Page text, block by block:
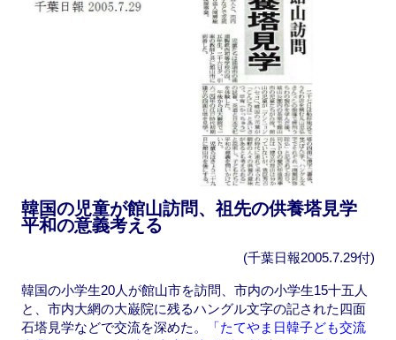
韓国の児童が館山訪問、祖先の供養塔見学
平和の意義考える
(千葉日報2005.7.29付)
韓国の小学生20人が館山市を訪問、市内の小学生15十五人
と、市内大網の大巌院に残るハングル文字の記された四面
石塔見学などで交流を深めた。
「たてやま日韓子ども交流